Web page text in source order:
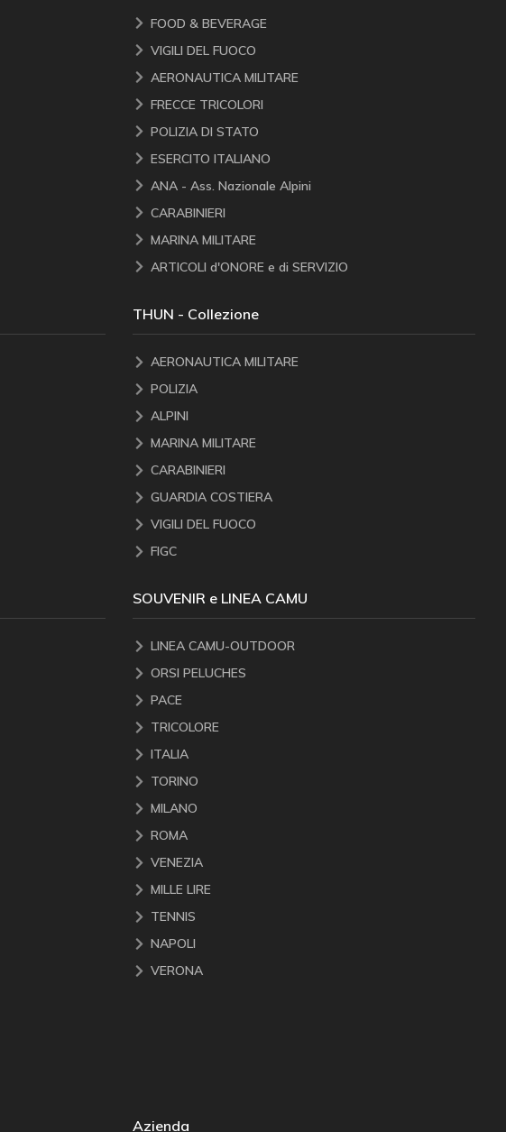
FOOD & BEVERAGE
VIGILI DEL FUOCO
AERONAUTICA MILITARE
FRECCE TRICOLORI
POLIZIA DI STATO
ESERCITO ITALIANO
ANA - Ass. Nazionale Alpini
CARABINIERI
MARINA MILITARE
ARTICOLI d'ONORE e di SERVIZIO
THUN - Collezione
AERONAUTICA MILITARE
POLIZIA
ALPINI
MARINA MILITARE
CARABINIERI
GUARDIA COSTIERA
VIGILI DEL FUOCO
FIGC
SOUVENIR e LINEA CAMU
LINEA CAMU-OUTDOOR
ORSI PELUCHES
PACE
TRICOLORE
ITALIA
TORINO
MILANO
ROMA
VENEZIA
MILLE LIRE
TENNIS
NAPOLI
VERONA
Azienda